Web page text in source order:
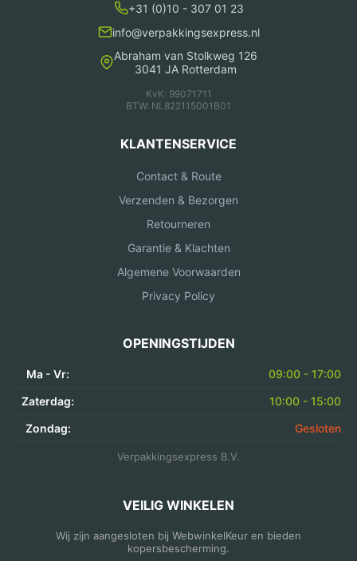
+31 (0)10 - 307 01 23
info@verpakkingsexpress.nl
Abraham van Stolkweg 126
3041 JA Rotterdam
KvK: 99071711
BTW: NL822115001B01
KLANTENSERVICE
Contact & Route
Verzenden & Bezorgen
Retourneren
Garantie & Klachten
Algemene Voorwaarden
Privacy Policy
OPENINGSTIJDEN
Ma - Vr:
09:00 - 17:00
Zaterdag:
10:00 - 15:00
Zondag:
Gesloten
Verpakkingsexpress B.V.
VEILIG WINKELEN
Wij zijn aangesloten bij WebwinkelKeur en bieden
kopersbescherming.